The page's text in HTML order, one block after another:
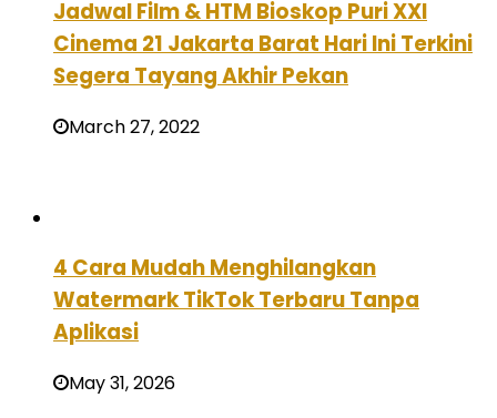
Jadwal Film & HTM Bioskop Puri XXI
Cinema 21 Jakarta Barat Hari Ini Terkini
Segera Tayang Akhir Pekan
March 27, 2022
4 Cara Mudah Menghilangkan
Watermark TikTok Terbaru Tanpa
Aplikasi
May 31, 2026